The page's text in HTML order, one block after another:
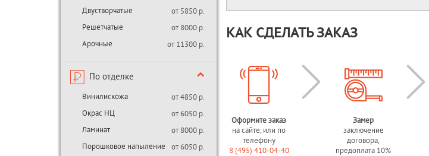
Двустворчатые
от 5850 р.
Решетчатые
от 8000 р.
Арочные
от 11300 р.
По отделке
Винилискожа
от 4850 р.
Окрас НЦ
от 6050 р.
Ламинат
от 8000 р.
Порошковое напыление
от 6050 р.
КАК СДЕЛАТЬ ЗАКАЗ
Оформите заказ
на сайте, или по
телефону
8 (495) 410-04-40
Замер
заключение
договора,
предоплата 10%